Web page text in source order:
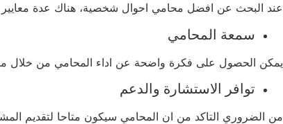
عند البحث عن افضل محامي احوال شخصية، هناك عدة
سمعة المحامي
يمكن الحصول على فكرة واضحة عن اداء المحامي من خلال
توافر الاستشارة والدعم
من الضروري التاكد من ان المحامي سيكون متاحا لتقديم